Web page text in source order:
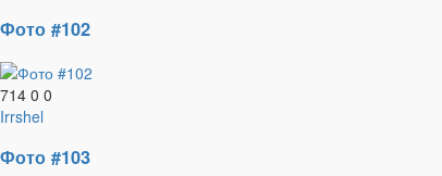
Фото #102
714 0 0
Irrshel
Фото #103